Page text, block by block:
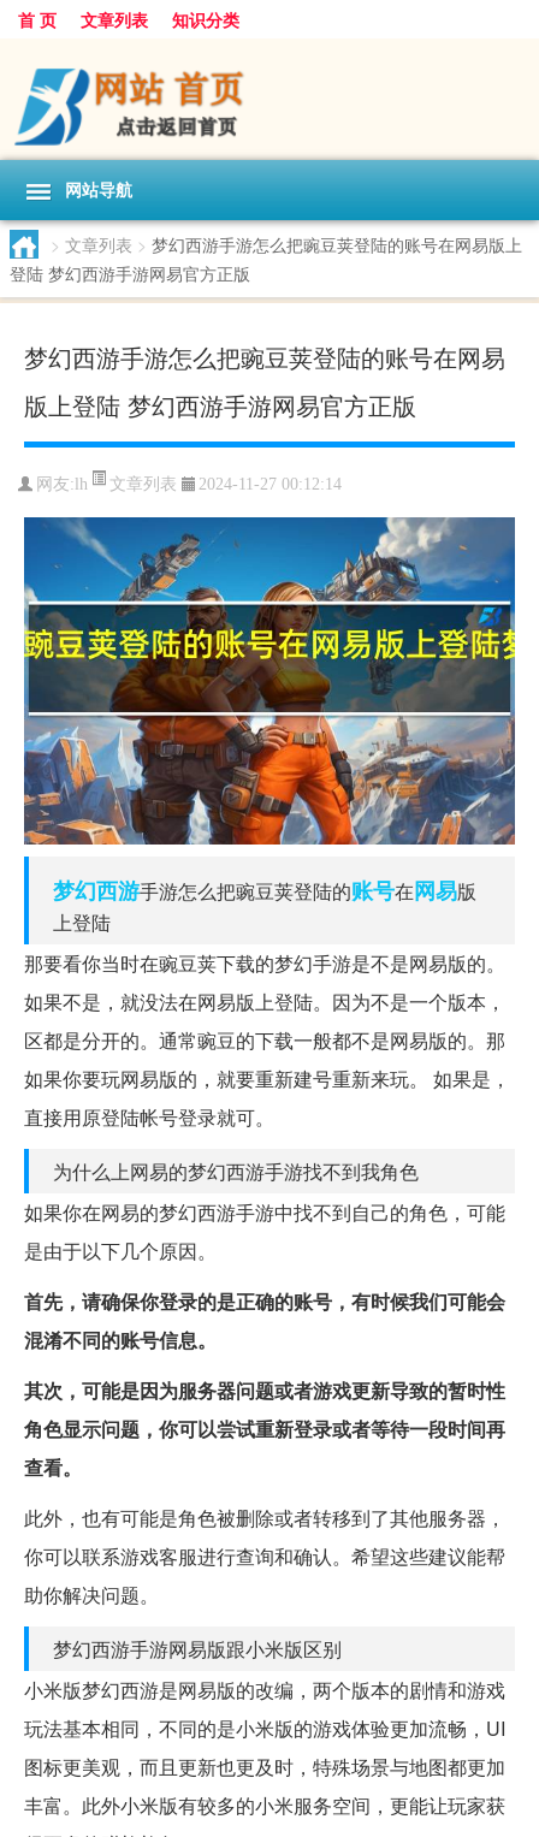
首 页 文章列表 知识分类
网站导航
> 文章列表 > 梦幻西游手游怎么把豌豆荚登陆的账号在网易版上
登陆 梦幻西游手游网易官方正版
梦幻西游手游怎么把豌豆荚登陆的账号在网易
版上登陆 梦幻西游手游网易官方正版
网友:lh 文章列表 2024-11-27 00:12:14
梦幻西游手游怎么把豌豆荚登陆的账号在网易版
上登陆
那要看你当时在豌豆荚下载的梦幻手游是不是网易版的。
如果不是，就没法在网易版上登陆。因为不是一个版本，
区都是分开的。通常豌豆的下载一般都不是网易版的。那
如果你要玩网易版的，就要重新建号重新来玩。 如果是，
直接用原登陆帐号登录就可。
为什么上网易的梦幻西游手游找不到我角色
如果你在网易的梦幻西游手游中找不到自己的角色，可能
是由于以下几个原因。
首先，请确保你登录的是正确的账号，有时候我们可能会
混淆不同的账号信息。
其次，可能是因为服务器问题或者游戏更新导致的暂时性
角色显示问题，你可以尝试重新登录或者等待一段时间再
查看。
此外，也有可能是角色被删除或者转移到了其他服务器，
你可以联系游戏客服进行查询和确认。希望这些建议能帮
助你解决问题。
梦幻西游手游网易版跟小米版区别
小米版梦幻西游是网易版的改编，两个版本的剧情和游戏
玩法基本相同，不同的是小米版的游戏体验更加流畅，UI
图标更美观，而且更新也更及时，特殊场景与地图都更加
丰富。此外小米版有较多的小米服务空间，更能让玩家获